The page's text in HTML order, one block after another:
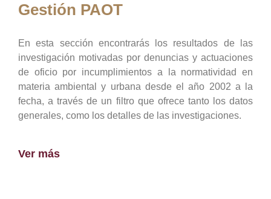
Gestión PAOT
En esta sección encontrarás los resultados de las
investigación motivadas por denuncias y actuaciones
de oficio por incumplimientos a la normatividad en
materia ambiental y urbana desde el año 2002 a la
fecha, a través de un filtro que ofrece tanto los datos
generales, como los detalles de las investigaciones.
Ver más